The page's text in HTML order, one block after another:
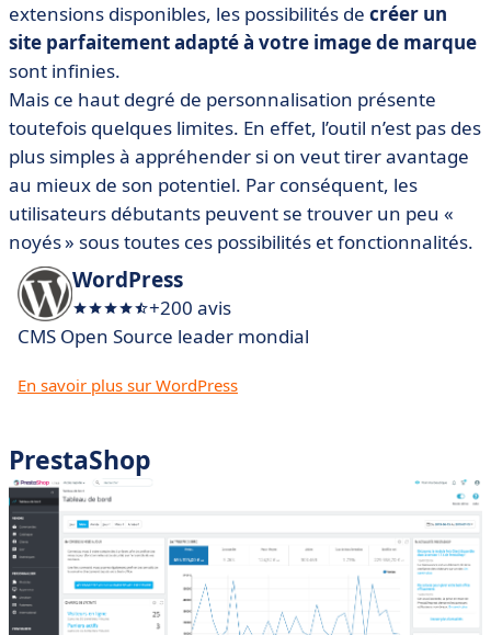
extensions disponibles, les possibilités de créer un
site parfaitement adapté à votre image de marque
sont infinies.
Mais ce haut degré de personnalisation présente
toutefois quelques limites. En effet, l’outil n’est pas des
plus simples à appréhender si on veut tirer avantage
au mieux de son potentiel. Par conséquent, les
utilisateurs débutants peuvent se trouver un peu «
noyés » sous toutes ces possibilités et fonctionnalités.
WordPress
+200 avis
CMS Open Source leader mondial
En savoir plus sur WordPress
PrestaShop